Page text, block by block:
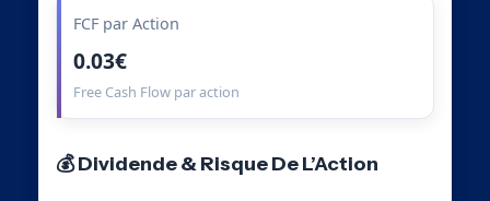
FCF par Action
0.03€
Free Cash Flow par action
💰 Dividende & Risque De L’Action